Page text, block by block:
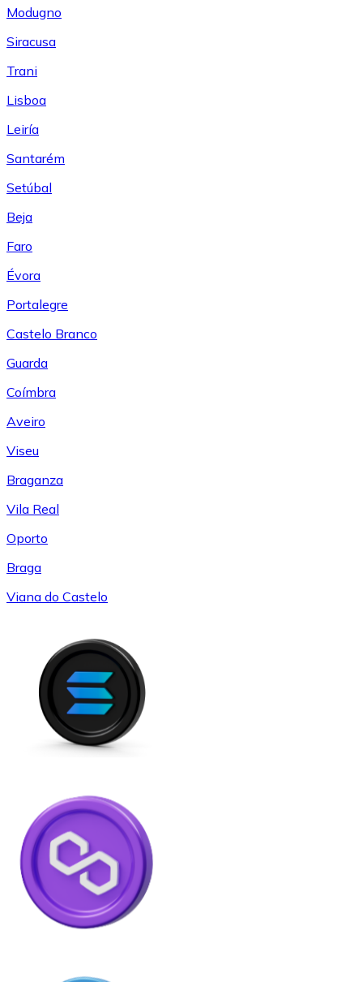
Modugno
Siracusa
Trani
Lisboa
Leiría
Santarém
Setúbal
Beja
Faro
Évora
Portalegre
Castelo Branco
Guarda
Coímbra
Aveiro
Viseu
Braganza
Vila Real
Oporto
Braga
Viana do Castelo